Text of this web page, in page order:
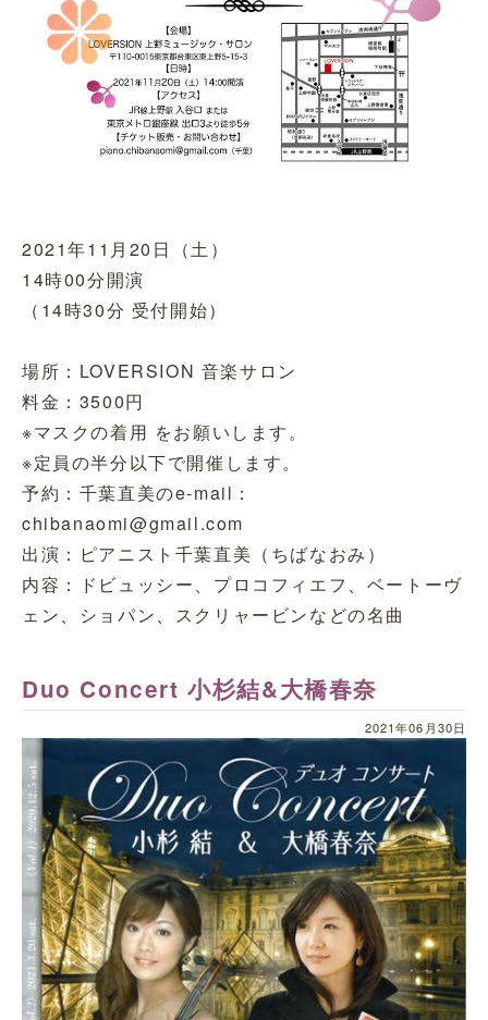
2021年11月20日（土）
14時00分開演
（14時30分 受付開始）
場所：LOVERSION 音楽サロン
料金：3500円
※マスクの着用 をお願いします。
※定員の半分以下で開催します。
予約：千葉直美のe-mail：
chibanaomi@gmail.com
出演：ピアニスト千葉直美（ちばなおみ）
内容：ドビュッシー、プロコフィエフ、ベートーヴ
ェン、ショパン、スクリャービンなどの名曲
Duo Concert 小杉結&大橋春奈
2021年06月30日